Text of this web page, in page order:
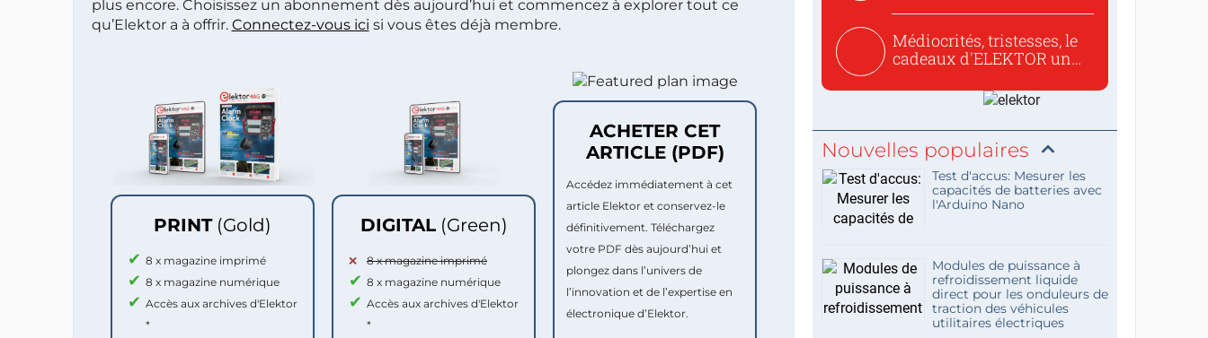
plus encore. Choisissez un abonnement dès aujourd’hui et commencez à explorer tout ce
qu’Elektor a à offrir. Connectez-vous ici si vous êtes déjà membre.
PRINT (Gold)
8 x magazine imprimé
8 x magazine numérique
Accès aux archives d'Elektor
*
DIGITAL (Green)
8 x magazine imprimé
8 x magazine numérique
Accès aux archives d'Elektor
*
ACHETER CET
ARTICLE (PDF)
Accédez immédiatement à cet
article Elektor et conservez-le
définitivement. Téléchargez
votre PDF dès aujourd’hui et
plongez dans l’univers de
l’innovation et de l’expertise en
électronique d’Elektor.
Médiocrités, tristesses, le
cadeaux d'ELEKTOR un
Nouvelles populaires
Test d'accus: Mesurer les
capacités de batteries avec
l'Arduino Nano
Modules de puissance à
refroidissement liquide
direct pour les onduleurs de
traction des véhicules
utilitaires électriques